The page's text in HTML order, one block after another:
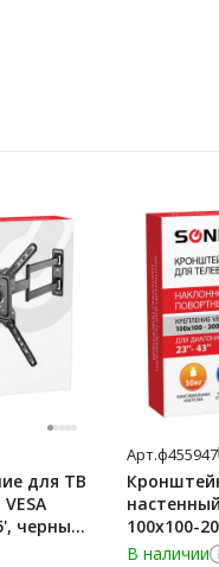
для ТВ
черный,
Арт.ф455947
100х100-
черный,
В наличии